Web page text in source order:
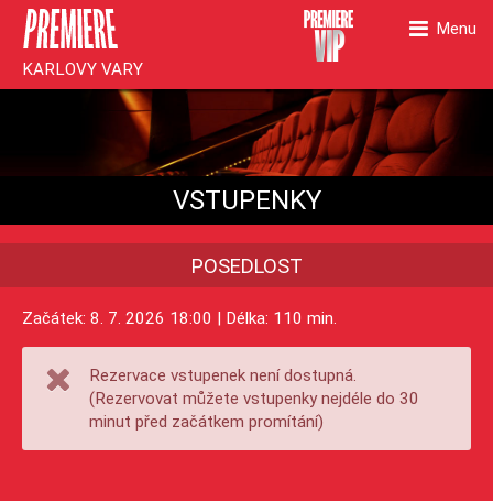
Menu
KARLOVY VARY
VSTUPENKY
POSEDLOST
Začátek: 8. 7. 2026 18:00 | Délka: 110 min.
Rezervace vstupenek není dostupná.
(Rezervovat můžete vstupenky nejdéle do 30
minut před začátkem promítání)